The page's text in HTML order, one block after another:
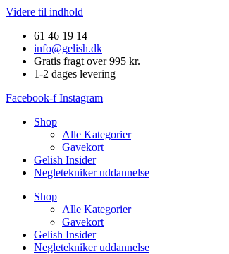
Videre til indhold
61 46 19 14
info@gelish.dk
Gratis fragt over 995 kr.
1-2 dages levering
Facebook-f Instagram
Shop
Alle Kategorier
Gavekort
Gelish Insider
Negletekniker uddannelse
Shop
Alle Kategorier
Gavekort
Gelish Insider
Negletekniker uddannelse